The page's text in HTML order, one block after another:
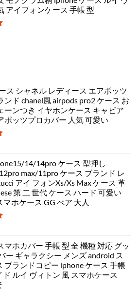
アイフォンケース 手帳 型
ス シャネル レディース エアポッツ
ンド chanel風 airpods pro2 ケース お
ーンつき イヤホンケース キャビア
ポッツプロカバー 人気 可愛い
14/14pro ケース 型押し
max/11pro ケース ブランド レ
アイ フォンXs/Xs Max ケース 革
第 二 世代 ケース ハード 可愛い
マホケース GG ぺア 大人
マホカバー 手帳 型 全 機種 対応 グッ
ー ギャラクシー メンズ android ス
ブランドコピー iphone ケース 手帳
ド ルイ ヴィトン 風 スマホケース